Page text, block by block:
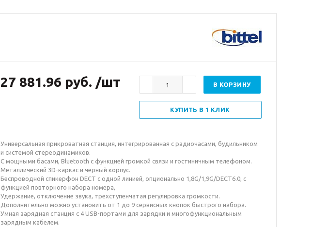
27 881.96 руб. /шт В КОРЗИНУ
КУПИТЬ В 1 КЛИК
Универсальная прикроватная станция, интегрированная с радиочасами, будильником
и системой стереодинамиков.
С мощными басами, Bluetooth с функцией громкой связи и гостиничным телефоном.
Металлический 3D-каркас и черный корпус.
Беспроводной спикерфон DECT с одной линией, опционально 1,8G/1,9G/DECT6.0, с
функцией повторного набора номера,
Удержание, отключение звука, трехступенчатая регулировка громкости.
Дополнительно можно установить от 1 до 9 сервисных кнопок быстрого набора.
Умная зарядная станция с 4 USB-портами для зарядки и многофункциональным
зарядным кабелем.